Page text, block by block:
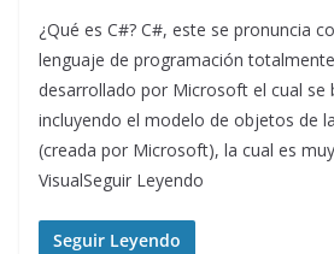
¿Qué es C#? C#, este se pronuncia
lenguaje de programación
desarrollado por Microsoft el cual se
incluyendo el modelo de objetos de
(creada por Microsoft), la cual es
VisualSeguir Leyendo
Seguir Leyendo